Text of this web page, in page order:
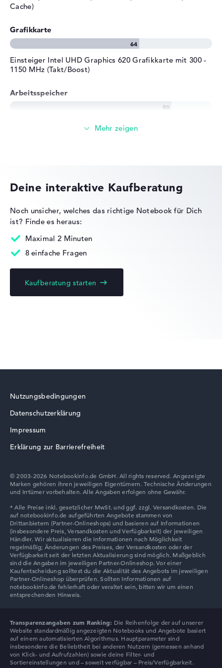
Cache)
Grafikkarte
Einsteiger Intel UHD Graphics 620 Grafikkarte mit 300 -
1150 MHz (Takt/Boost)
Arbeitsspeicher
Solide 8 GB Arbeitspeicher - DDR4 SDRAM - PC4-19200 -
256 GB SSD großer Speicher als Grundausstattung
Mobilität
Keine Herstellerangaben zur Akkulaufzeit
Handlich mit 2,09 cm Höhe
Display
Auflösung
Glänzendes 15,6 Zoll IPS-Display mit solider Auflösung
von maximal 1920 x 1080
Wie wir testen und bewerten
Wir helfen dir, technische Daten von Notebooks leichter
zu vergleichen. Unser Test-Algorithmus analysiert die
Kaufberatung.
Die Gesamtnotesetzt sich aus drei Teilbewertungen
zusammen:
Deine interaktive Kaufberatung
Noch unsicher, welches das richtige Notebook für Dich
ist? Finde es heraus:
Maximal 2 Minuten
8 einfache Fragen
Kaufberatung starten
Nutzungsbedingungen
Datenschutzerklärung
Impressum
Erklärung zur Barrierefreiheit
© 2003-2026 Notebookinfo.de GmbH. All rights reserved. Angezeigte
Marken gehören ihren jeweiligen Eigentümern. Technische Änderungen
und Irrtümer vorbehalten. Alle Angaben erfolgen ohne Gewähr.
Transparenzangaben zum Ranking: Die Reihenfolge der auf unserer
Website standardmäßig angezeigten Notebooks und Angebote basiert
auf einem automatisierten Algorithmus. Hauptparameter sind
insbesondere die Beliebtheit bei anderen Nutzern (gemessen anhand
von Klick- und Aufrufzahlen) sowie deine Filter- und
Sortiereinstellungen und – soweit verfügbar – Preis/Verfügbarkeit.